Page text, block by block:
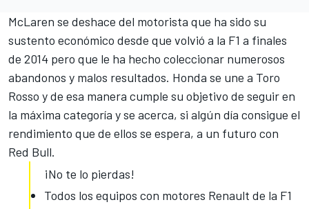
McLaren se deshace del motorista que ha sido su
sustento económico desde que volvió a la F1 a finales
de 2014 pero que le ha hecho coleccionar numerosos
abandonos y malos resultados. Honda se une a Toro
Rosso y de esa manera cumple su objetivo de seguir en
la máxima categoría y se acerca, si algún día consigue el
rendimiento que de ellos se espera, a un futuro con
Red Bull.
¡No te lo pierdas!
Todos los equipos con motores Renault de la F1